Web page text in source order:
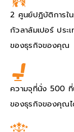
2 ศูนย์ปฏิบัติการใน
กัวลาลัมเปอร์ ประ
ของธุรกิจของคุณ
ความจุที่นั่ง 500 ที่
ของธุรกิจของคุณ